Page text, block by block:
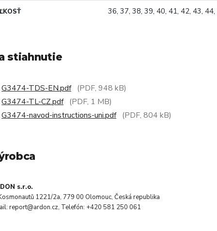
36, 37, 38, 39, 40, 41, 42, 43,
stiahnutie
G3474-TDS-EN.pdf (PDF, 948 kB)
G3474-TL-CZ.pdf (PDF, 1 MB)
G3474-navod-instructions-uni.pdf (PDF, 804 kB)
s.r.o.
1221/2a, 779 00 Olomouc, Česká republika
report@ardon.cz, Telefón: +420 581 250 061